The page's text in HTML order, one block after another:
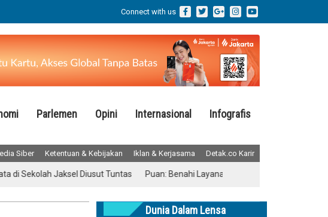
Connect with us
Parlemen Opini Internasional Infografis
Siber Ketentuan & Kebijakan Iklan & Kerjasama Detak.co Karir
Jaksel Diusut Tuntas Puan: Benahi Layanan Kesehatan Tanpa Menghilangkan
Dunia Dalam Lensa